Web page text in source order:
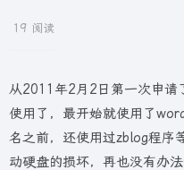
19 阅读
从2011年2月2日第一次申请
使用了，最开始就使用了
名之前，还使用过zblog程序
动硬盘的损坏，再也没有办